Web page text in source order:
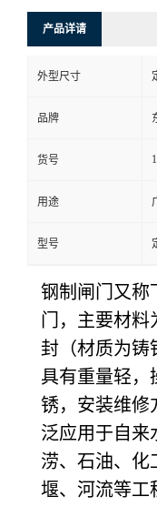
产品详请
外型尺寸
品牌
货号 1
用途
型号
钢制闸门又称
门，主要材料
封（材质为铸
具有重量轻，
锈，安装维修
泛应用于自来
涝、石油、化
堰、河流等工